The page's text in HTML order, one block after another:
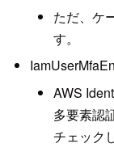
ただ、ケ
す。
AWS
多要素認
チェック